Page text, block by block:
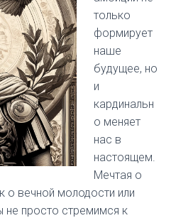
только
формирует
наше
будущее, но
и
кардинальн
о меняет
нас в
настоящем.
Мечтая о
о вечной молодости или
не просто стремимся к